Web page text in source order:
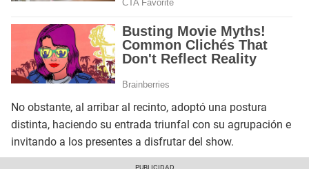
No obstante, al arribar al recinto, adoptó una postura
distinta, haciendo su entrada triunfal con su agrupación e
invitando a los presentes a disfrutar del show.